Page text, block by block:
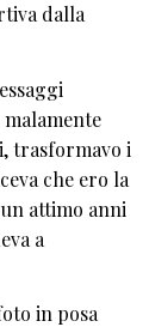
dalla
trasformavo i
che ero la
attimo anni
a
in posa